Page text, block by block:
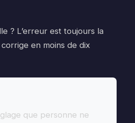
? L’erreur est toujours la
en moins de dix
que personne ne